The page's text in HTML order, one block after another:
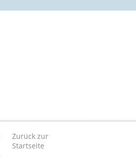
Zurück zur
Startseite